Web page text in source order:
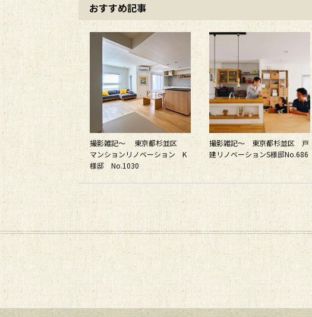
おすすめ記事
撮影雑記～ 東京都杉並区
マンションリノベーション K
様邸 No.1030
撮影雑記～ 東京都杉並区 戸
建リノベーションS様邸No.686